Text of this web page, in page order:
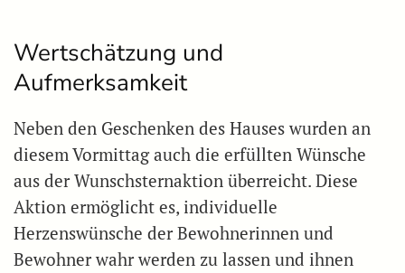
Wertschätzung und
Aufmerksamkeit
Neben den Geschenken des Hauses wurden an
diesem Vormittag auch die erfüllten Wünsche
aus der Wunschsternaktion überreicht. Diese
Aktion ermöglicht es, individuelle
Herzenswünsche der Bewohnerinnen und
Bewohner wahr werden zu lassen und ihnen